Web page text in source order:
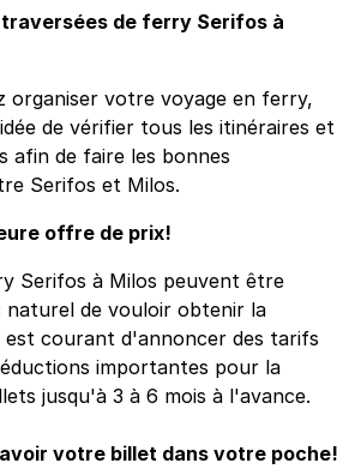
de ferry Serifos à
organiser votre voyage en ferry,
de vérifier tous les itinéraires et
afin de faire les bonnes
Serifos et Milos.
offre de prix!
Serifos à Milos peuvent être
naturel de vouloir obtenir la
est courant d'annoncer des tarifs
importantes pour la
jusqu'à 3 à 6 mois à l'avance.
votre billet dans votre poche!